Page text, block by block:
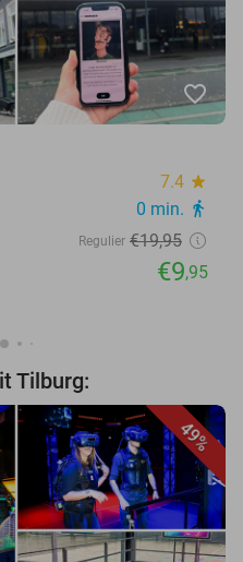
favorite_border
7.4 star
0 min. directions_walk
Regulier €19,95
€9,95
Tilburg:
49%